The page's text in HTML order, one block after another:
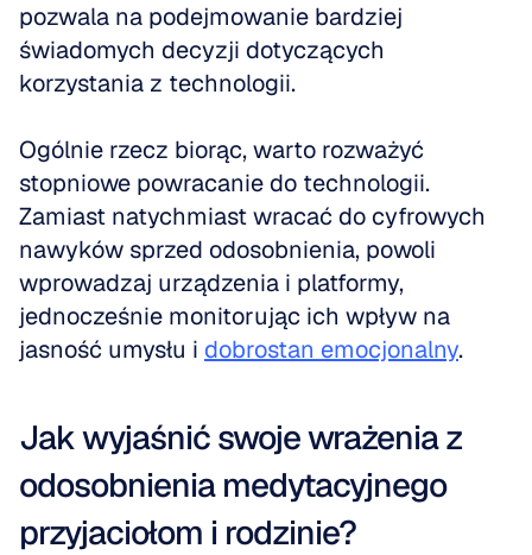
pozwala na podejmowanie bardziej
świadomych decyzji dotyczących
korzystania z technologii.
Ogólnie rzecz biorąc, warto rozważyć
stopniowe powracanie do technologii.
Zamiast natychmiast wracać do cyfrowych
nawyków sprzed odosobnienia, powoli
wprowadzaj urządzenia i platformy,
jednocześnie monitorując ich wpływ na
jasność umysłu i dobrostan emocjonalny.
Jak wyjaśnić swoje wrażenia z
odosobnienia medytacyjnego
przyjaciołom i rodzinie?